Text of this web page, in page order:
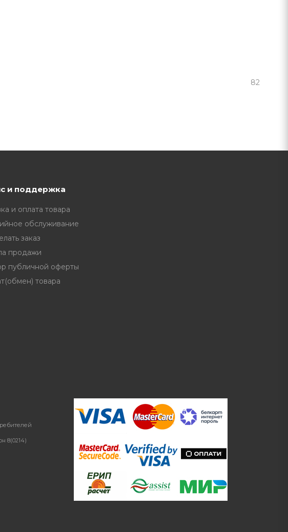
82
и поддержка
и оплата товара
обслуживание
заказ
продажи
публичной оферты
товара
8(0214)